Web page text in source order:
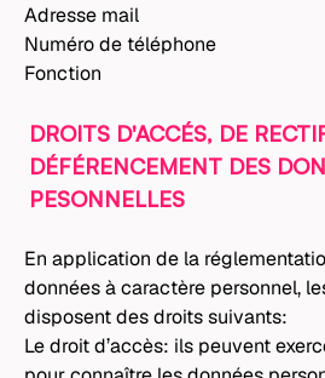
Adresse mail
Numéro de téléphone
Fonction
DROITS D'ACCÉS, DE
DÉFÉRENCEMENT DES
PESONNELLES
En application de la
données à caractère personnel,
disposent des droits suivants:
Le droit d’accès: ils peuvent